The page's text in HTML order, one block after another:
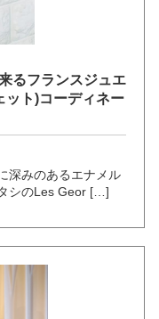
るフランスジュエ
ト)コーディネー
深みのあるエナメル
シのLes Geor […]